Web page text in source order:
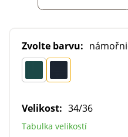
Zvolte barvu:
Velikost: 34/36
Tabulka velikostí